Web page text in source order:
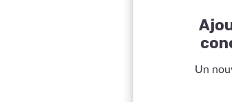
Un